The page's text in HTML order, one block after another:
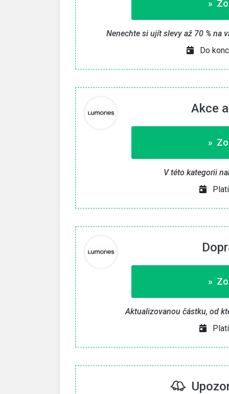
»
Nenechte si ujít slevy až 70 % na
Do
Akce
»
V této kategorii
»
Aktualizovanou částku, od